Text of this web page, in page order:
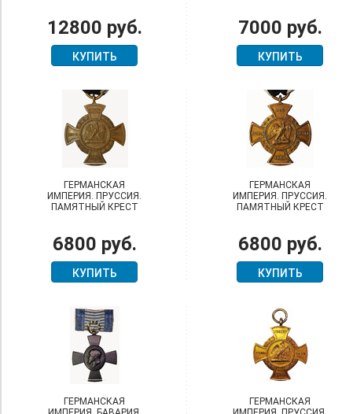
КРЕСТ 1914 Г.
12800 руб.
КУПИТЬ
7000 руб.
КУПИТЬ
ГЕРМАНСКАЯ
ИМПЕРИЯ. ПРУССИЯ.
ПАМЯТНЫЙ КРЕСТ
6800 руб.
КУПИТЬ
ГЕРМАНСКАЯ
ИМПЕРИЯ. ПРУССИЯ.
ПАМЯТНЫЙ КРЕСТ
6800 руб.
КУПИТЬ
ГЕРМАНСКАЯ
ГЕРМАНСКАЯ